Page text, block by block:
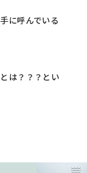
に呼んでいる
は？？？とい